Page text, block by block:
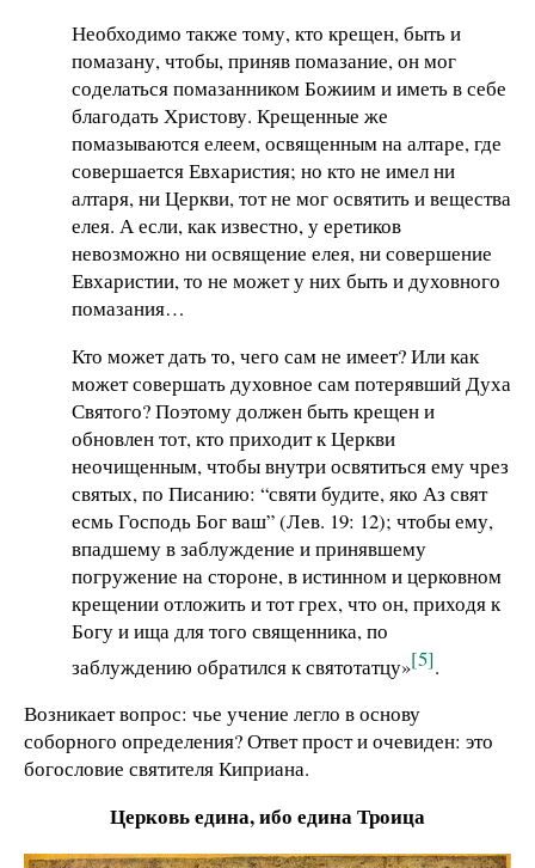
Необходимо также тому, кто крещен, быть и
помазану, чтобы, приняв помазание, он мог
соделаться помазанником Божиим и иметь в себе
благодать Христову. Крещенные же
помазываются елеем, освященным на алтаре, где
совершается Евхаристия; но кто не имел ни
алтаря, ни Церкви, тот не мог освятить и вещества
елея. А если, как известно, у еретиков
невозможно ни освящение елея, ни совершение
Евхаристии, то не может у них быть и духовного
помазания…
Кто может дать то, чего сам не имеет? Или как
может совершать духовное сам потерявший Духа
Святого? Поэтому должен быть крещен и
обновлен тот, кто приходит к Церкви
неочищенным, чтобы внутри освятиться ему чрез
святых, по Писанию: “святи будите, яко Аз свят
есмь Господь Бог ваш” (Лев. 19: 12); чтобы ему,
впадшему в заблуждение и принявшему
погружение на стороне, в истинном и церковном
крещении отложить и тот грех, что он, приходя к
Богу и ища для того священника, по
заблуждению обратился к святотатцу»[5].
Возникает вопрос: чье учение легло в основу
соборного определения? Ответ прост и очевиден: это
богословие святителя Киприана.
Церковь едина, ибо едина Троица